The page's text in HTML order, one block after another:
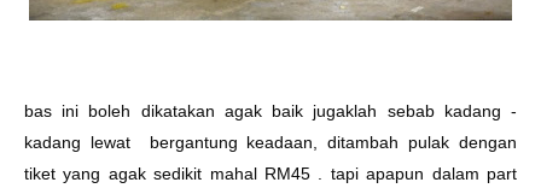
bas ini boleh dikatakan agak baik jugaklah sebab kadang -
kadang lewat bergantung keadaan, ditambah pulak dengan
tiket yang agak sedikit mahal RM45 . tapi apapun dalam part